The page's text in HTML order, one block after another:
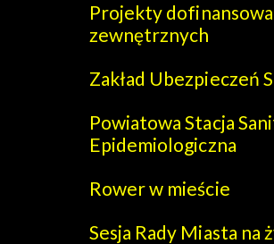
Projekty
zewnętrznych
Zakład Ubezpieczeń
Powiatowa Stacja
Epidemiologiczna
Rower w mieście
Sesja Rady Miasta na